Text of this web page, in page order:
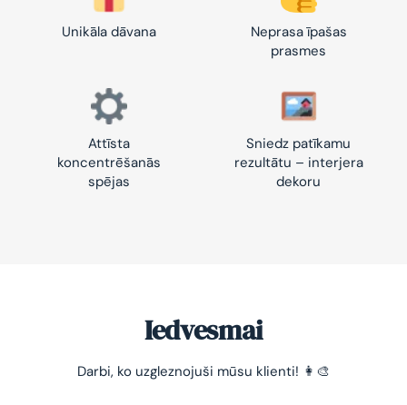
Unikāla dāvana
Neprasa īpašas
prasmes
Attīsta
koncentrēšanās
spējas
Sniedz patīkamu
rezultātu – interjera
dekoru
Iedvesmai
Darbi, ko uzgleznojuši mūsu klienti! 👩‍🎨